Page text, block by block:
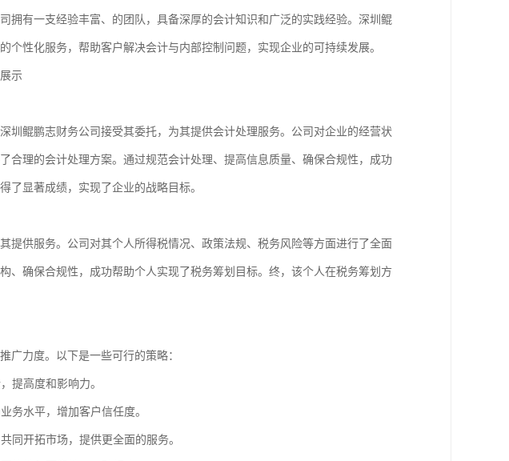
拥有一支经验丰富、的团队，具备深厚的会计知识和广泛的实践经验。深圳鲲
个性化服务，帮助客户解决会计与内部控制问题，实现企业的可持续发展。
示
圳鲲鹏志财务公司接受其委托，为其提供会计处理服务。公司对企业的经营状
合理的会计处理方案。通过规范会计处理、提高信息质量、确保合规性，成功
了显著成绩，实现了企业的战略目标。
提供服务。公司对其个人所得税情况、政策法规、税务风险等方面进行了全面
、确保合规性，成功帮助个人实现了税务筹划目标。终，该个人在税务筹划方
广力度。以下是一些可行的策略：
提高度和影响力。
务水平，增加客户信任度。
同开拓市场，提供更全面的服务。